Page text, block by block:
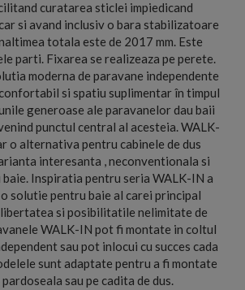
curatarea sticlei impiedicand
si avand inclusiv o bara stabilizatoare
totala este de 2017 mm. Este
parti. Fixarea se realizeaza pe perete.
moderna de paravane independente
si spatiu suplimentar în timpul
generoase ale paravanelor dau baii
punctul central al acesteia. WALK-
o alternativa pentru cabinele de dus
interesanta , neconventionala si
Inspiratia pentru seria WALK-IN a
solutie pentru baie al carei principal
si posibilitatile nelimitate de
WALK-IN pot fi montate in coltul
sau pot inlocui cu succes cada
sunt adaptate pentru a fi montate
sau pe cadita de dus.